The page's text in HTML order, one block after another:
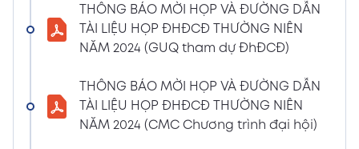
hiện quyền tham dự ĐHĐCĐ thường niên
năm 2024
30/01/2024
BÁO CÁO TÌNH HÌNH QUẢN TRỊ NĂM 2023
17/01/2024
Xem PDF
THÔNG BÁO MỜI HỌP VÀ ĐƯỜNG DẪN
TÀI LIỆU HỌP ĐHĐCĐ THƯỜNG NIÊN
NĂM 2024 (GUQ tham dự ĐhĐCĐ)
THÔNG BÁO MỜI HỌP VÀ ĐƯỜNG DẪN
TÀI LIỆU HỌP ĐHĐCĐ THƯỜNG NIÊN
NĂM 2024 (CMC Chương trình đại hội)